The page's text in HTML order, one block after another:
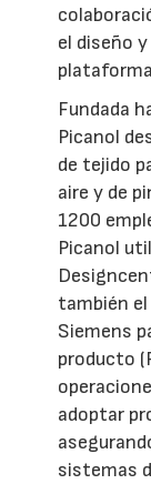
el diseño
Fundada
Picanol
de tejido
aire y de
1200
Picanol
también
Siemens
producto
adoptar
sistemas